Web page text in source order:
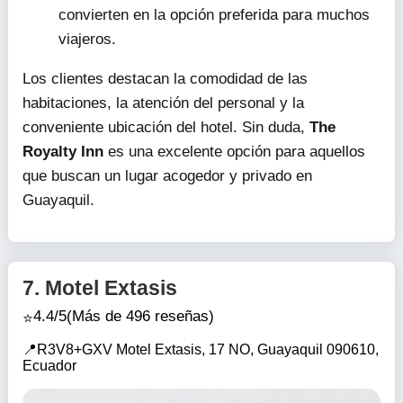
convierten en la opción preferida para muchos
viajeros.
Los clientes destacan la comodidad de las
habitaciones, la atención del personal y la
conveniente ubicación del hotel. Sin duda, The
Royalty Inn es una excelente opción para aquellos
que buscan un lugar acogedor y privado en
Guayaquil.
7. Motel Extasis
4.4/5(Más de 496 reseñas)
R3V8+GXV Motel Extasis, 17 NO, Guayaquil 090610,
Ecuador